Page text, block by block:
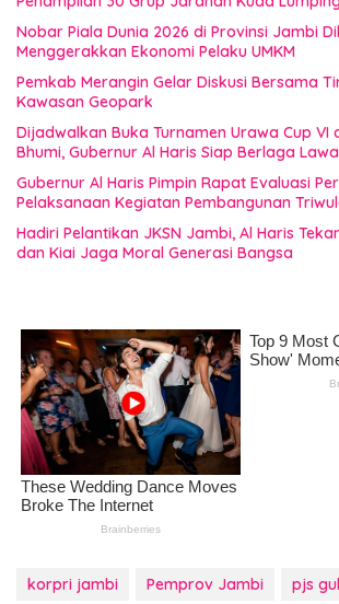
Nobar Piala Dunia 2026 di Provinsi Jambi
Menggerakkan Ekonomi Pelaku UMKM
Pemkab Merangin Gelar Diskusi Bersama
Kawasan Geopark
Dijadwalkan Buka Turnamen Urawa Cup VI
Bhumi, Gubernur Al Haris Siap Berlaga
Gubernur Al Haris Pimpin Rapat Evaluasi
Pelaksanaan Kegiatan Pembangunan
Hadiri Pelantikan JKSN Jambi, Al Haris
dan Kiai Jaga Moral Generasi Bangsa
korpri jambi Pemprov Jambi
pjs